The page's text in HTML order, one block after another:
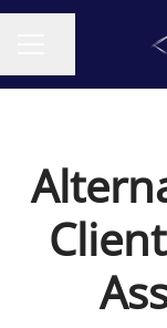
Partager la